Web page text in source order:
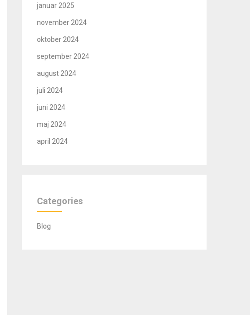
januar 2025
november 2024
oktober 2024
september 2024
august 2024
juli 2024
juni 2024
maj 2024
april 2024
Categories
Blog